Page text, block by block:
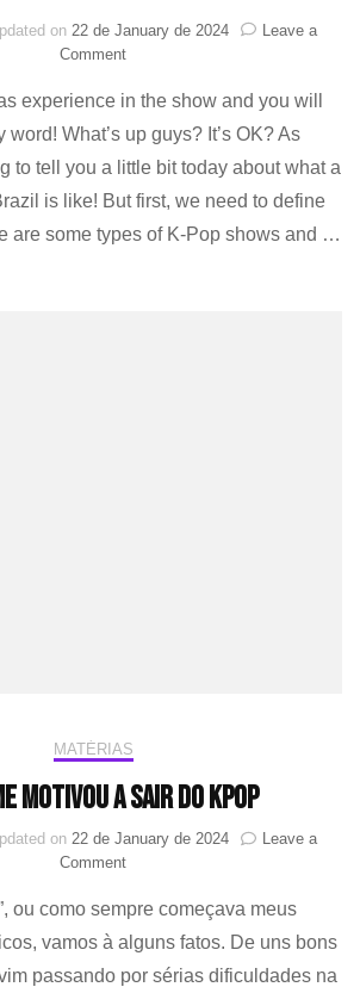
on 22 de January de 2024
Leave a
Commenton
is
K-
Pop
show?
and
experience in the show and you will
word! What’s up guys? It’s OK? As
to tell you a little bit today about what a
is like! But first, we need to define
are some types of K-Pop shows and …
MATÉRIAS
Motivou A Sair do KPOP
on 22 de January de 2024
Leave a
Commenton
Que
Me
Motivou
A
ou como sempre começava meus
vamos à alguns fatos. De uns bons
passando por sérias dificuldades na